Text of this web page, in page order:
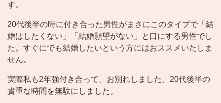
す。
20代後半の時に付き合った男性がまさにこのタイプで「結
婚はしたくない」「結婚願望がない」と口にする男性でし
た。すぐにでも結婚したいという方にはおススメいたしま
せん。
実際私も2年強付き合って、お別れしました。20代後半の
貴重な時間を無駄にしました。